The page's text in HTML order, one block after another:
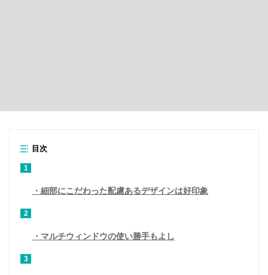
目次
1
細部にこだわった配慮あるデザインは好印象
2
マルチウィンドウの使い勝手もよし
3